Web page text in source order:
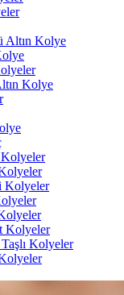
Altın Kolye
Kolye
Kolyeler
Kolyeler
Kolyeler
Kolyeler